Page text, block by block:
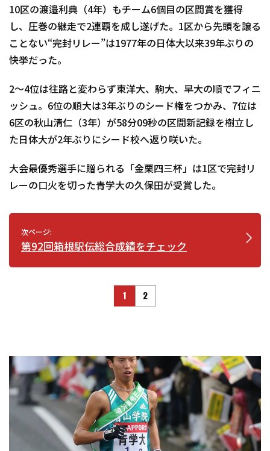
10区の渡邉利典（4年）もチーム6個目の区間賞を獲得
し、圧巻の継走で2連覇を成し遂げた。1区から先頭を譲る
ことない“完封リレー”は1977年の日体大以来39年ぶりの
快挙だった。
2～4位は往路と変わらず東洋大、駒大、早大の順でフィニ
ッシュ。6位の順大は3年ぶりのシード権をつかみ、7位は
6区の秋山清仁（3年）が58分09秒の区間新記録を樹立し
た日体大が2年ぶりにシード校へ返り咲いた。
大会最優秀選手に贈られる「金栗四三杯」は1区で完封リ
レーの口火を切った青学大の久保田が受賞した。
次ページ:
第92回箱根駅伝総合成績をチェック
1 2